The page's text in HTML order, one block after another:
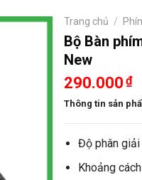
Trang chủ /
Bộ Bàn
New
290.000 ₫
Thông tin sản
Độ phân
Khoảng